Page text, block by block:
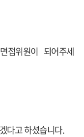
접위원이 되어주세
다고 하셨습니다.